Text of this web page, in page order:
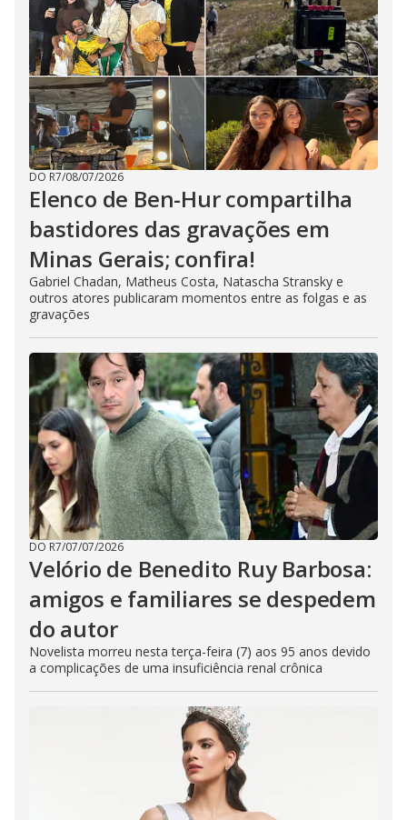
DO R7/08/07/2026
Elenco de Ben-Hur compartilha
bastidores das gravações em
Minas Gerais; confira!
Gabriel Chadan, Matheus Costa, Natascha Stransky e
outros atores publicaram momentos entre as folgas e as
gravações
DO R7/07/07/2026
Velório de Benedito Ruy Barbosa:
amigos e familiares se despedem
do autor
Novelista morreu nesta terça-feira (7) aos 95 anos devido
a complicações de uma insuficiência renal crônica